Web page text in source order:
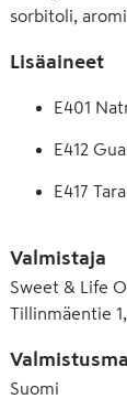
sorbitoli,
Lisäaineet
E401
E412
E417
E471
Valmistaja
Sweet & Life
Tillinmäentie
Suomi